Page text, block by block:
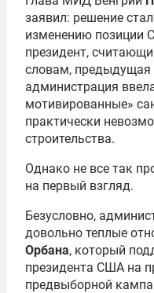
заявил: решение
изменению позиции
президент,
словам, предыдущая
администрация
мотивированные»
практически
строительства.
Однако не все так
на первый взгляд.
Безусловно,
довольно теплые
Орбана, который
президента США на
предвыборной